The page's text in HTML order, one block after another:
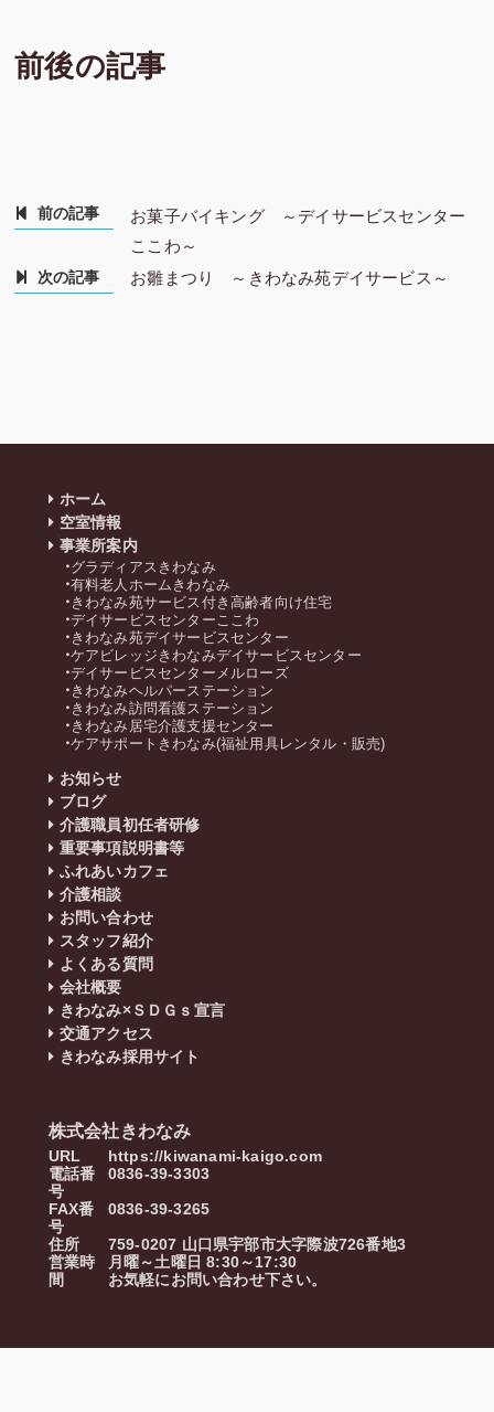
前後の記事
前の記事
お菓子バイキング ～デイサービスセンター
ここわ～
次の記事 お雛まつり ～きわなみ苑デイサービス～
ホーム
空室情報
事業所案内
グラディアスきわなみ
有料老人ホームきわなみ
きわなみ苑サービス付き高齢者向け住宅
デイサービスセンターここわ
きわなみ苑デイサービスセンター
ケアビレッジきわなみデイサービスセンター
デイサービスセンターメルローズ
きわなみヘルパーステーション
きわなみ訪問看護ステーション
きわなみ居宅介護支援センター
ケアサポートきわなみ(福祉用具レンタル・販売)
お知らせ
ブログ
介護職員初任者研修
重要事項説明書等
ふれあいカフェ
介護相談
お問い合わせ
スタッフ紹介
よくある質問
会社概要
きわなみ×ＳＤＧｓ宣言
交通アクセス
きわなみ採用サイト
株式会社きわなみ
URL
https://kiwanami-kaigo.com
電話番
号
0836-39-3303
FAX番
号
0836-39-3265
住所 759-0207 山口県宇部市大字際波726番地3
営業時
間
月曜～土曜日 8:30～17:30
お気軽にお問い合わせ下さい。